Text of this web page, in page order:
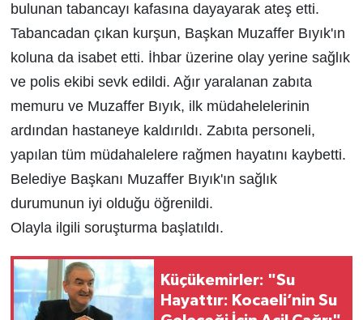
bulunan tabancayı kafasına dayayarak ateş etti.
Tabancadan çıkan kurşun, Başkan Muzaffer Bıyık'ın
koluna da isabet etti. İhbar üzerine olay yerine sağlık
ve polis ekibi sevk edildi. Ağır yaralanan zabıta
memuru ve Muzaffer Bıyık, ilk müdahelelerinin
ardından hastaneye kaldırıldı. Zabıta personeli,
yapılan tüm müdahalelere rağmen hayatını kaybetti.
Belediye Başkanı Muzaffer Bıyık'ın sağlık
durumunun iyi olduğu öğrenildi.
Olayla ilgili soruşturma başlatıldı.
Küçükemirler: "Su
Hayattır: Kocaeli’nin Su